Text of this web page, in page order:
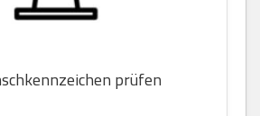
prüfen